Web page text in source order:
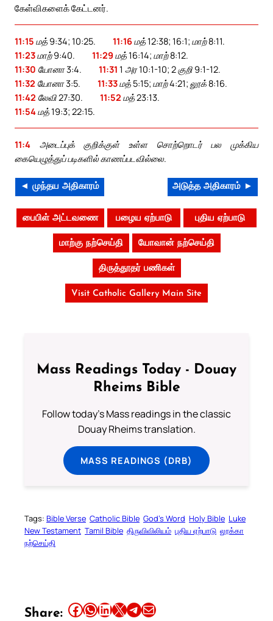
கேள்விகளைக் கேட்டனர்.
11:15 மத் 9:34; 10:25. 11:16மத் 12:38; 16:1; மாற் 8:11.
11:23மாற் 9:40. 11:29 மத் 16:14; மாற் 8:12.
11:30 யோனா 3:4. 11:31 1 அர 10:1-10; 2 குறி 9:1-12.
11:32 யோனா 3:5. 11:33மத் 5:15; மாற் 4:21; லூக் 8:16.
11:42 லேவி 27:30. 11:52 மத் 23:13.
11:54மத் 19:3; 22:15.
11:4
அடைப்புக் குறிக்குள் உள்ள சொற்றொடர் பல முக்கிய
கையெழுத்துப் படிகளில் காணப்படவில்லை.
◄ முந்தய அதிகாரம் அடுத்த அதிகாரம் ►
பைபிள் அட்டவணை பழைய ஏற்பாடு புதிய ஏற்பாடு
மாற்கு நற்செய்தி யோவான் நற்செய்தி
திருத்தூதர் பணிகள்
Visit Catholic Gallery Main Site
Mass Readings Today - Douay
Rheims Bible
Follow today's Mass readings in the classic
Douay Rheims translation.
MASS READINGS (DRB)
Tags: Bible Verse Catholic Bible God’s Word Holy Bible Luke
New Testament Tamil Bible திருவிவிலியம் புதிய ஏற்பாடு லூக்கா
நற்செய்தி
Share: Share this article on Facebook Share this article on WhatsApp Share this article on LinkedIn Share this article on X Share this article on TelegramEmail this Article